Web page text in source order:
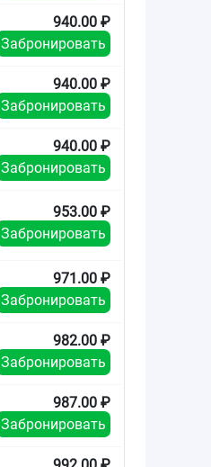
940.00 ₽
Забронировать
940.00 ₽
Забронировать
940.00 ₽
Забронировать
953.00 ₽
Забронировать
971.00 ₽
Забронировать
982.00 ₽
Забронировать
987.00 ₽
Забронировать